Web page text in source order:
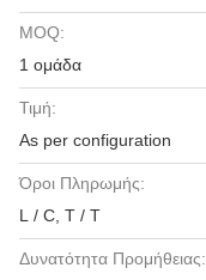
MOQ:
1 ομάδα
Τιμή:
As per configuration
Όροι Πληρωμής:
L / C, T / T
Δυνατότητα Προμήθειας: